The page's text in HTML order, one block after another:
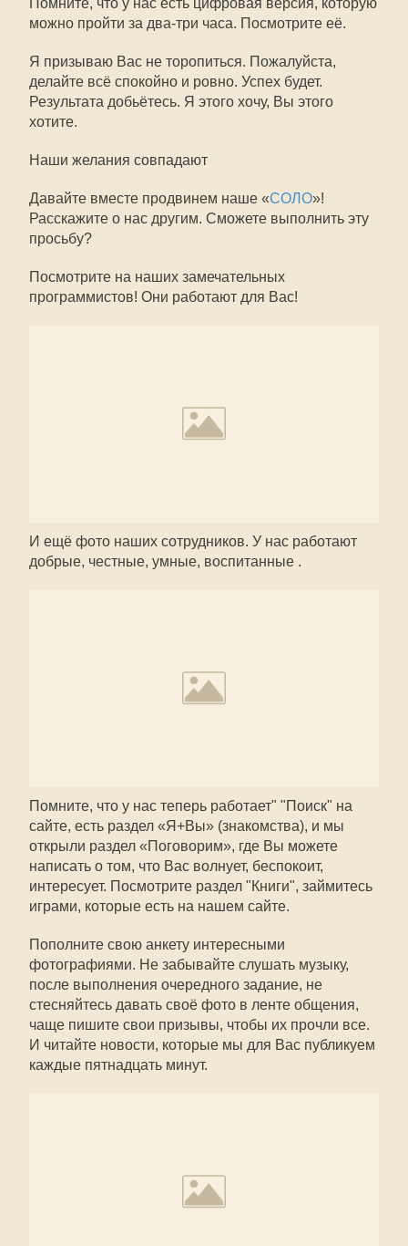
Помните, что у нас есть цифровая версия, которую
можно пройти за два-три часа. Посмотрите её.
Я призываю Вас не торопиться. Пожалуйста,
делайте всё спокойно и ровно. Успех будет.
Результата добьётесь. Я этого хочу, Вы этого
хотите.
Наши желания совпадают
Давайте вместе продвинем наше «СОЛО»!
Расскажите о нас другим. Сможете выполнить эту
просьбу?
Посмотрите на наших замечательных
программистов! Они работают для Вас!
И ещё фото наших сотрудников. У нас работают
добрые, честные, умные, воспитанные .
Помните, что у нас теперь работает" "Поиск" на
сайте, есть раздел «Я+Вы» (знакомства), и мы
открыли раздел «Поговорим», где Вы можете
написать о том, что Вас волнует, беспокоит,
интересует. Посмотрите раздел "Книги", займитесь
играми, которые есть на нашем сайте.
Пополните свою анкету интересными
фотографиями. Не забывайте слушать музыку,
после выполнения очередного задание, не
стесняйтесь давать своё фото в ленте общения,
чаще пишите свои призывы, чтобы их прочли все.
И читайте новости, которые мы для Вас публикуем
каждые пятнадцать минут.